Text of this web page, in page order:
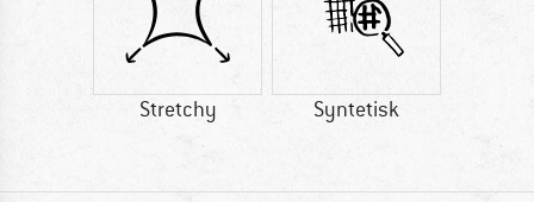
Stretchy Syntetisk